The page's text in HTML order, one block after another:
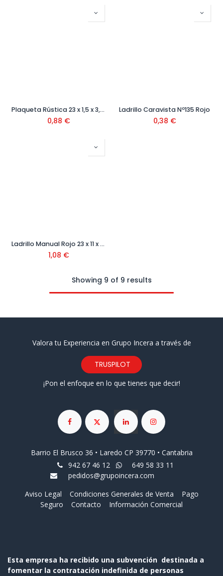
Plaqueta Rústica 23 x 1,5 x 3,7 cm
0,88 €
Ladrillo Caravista Nº135 Rojo
0,38 €
Ladrillo Manual Rojo 23 x 11 x 5 cm
1,08 €
Showing 9 of 9 results
Valora tu Experiencia en Grupo Incera a través de
TRUSPILOT
¡Pon el enfoque en lo que tienes que decir!
Barrio El Brusco 36 • Laredo CP 39770 • Cantabria
942 67 46 12
649 58 33 11
pedidos@grupoincera.com
Aviso Legal
Condiciones Generales de Venta
Pago
Seguro
Contacto Información Comercial
Esta empresa ha recibido una subvención destinada a
fomentar la contratación indefinida de personas